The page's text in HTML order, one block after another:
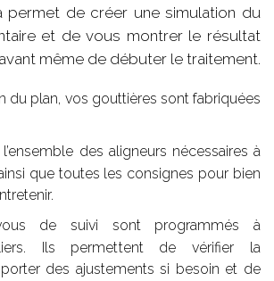
permet de créer une simulation du
et de vous montrer le résultat
même de débuter le traitement.
du plan, vos gouttières sont fabriquées
des aligneurs nécessaires à
que toutes les consignes pour bien
de suivi sont programmés à
Ils permettent de vérifier la
des ajustements si besoin et de